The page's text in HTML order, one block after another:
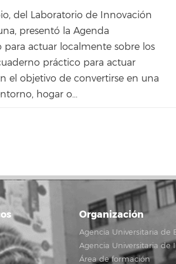
del Laboratorio de Innovación
presentó la Agenda
actuar localmente sobre los
práctico para actuar
el objetivo de convertirse en una
hogar o...
Organización
Agencia Universitaria de
Agencia Universitaria de
Área de formación